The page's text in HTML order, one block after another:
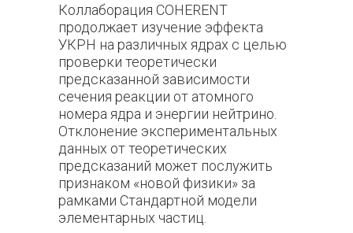
Коллаборация COHERENT
продолжает изучение эффекта
УКРН на различных ядрах с целью
проверки теоретически
предсказанной зависимости
сечения реакции от атомного
номера ядра и энергии нейтрино.
Отклонение экспериментальных
данных от теоретических
предсказаний может послужить
признаком «новой физики» за
рамками Стандартной модели
элементарных частиц.